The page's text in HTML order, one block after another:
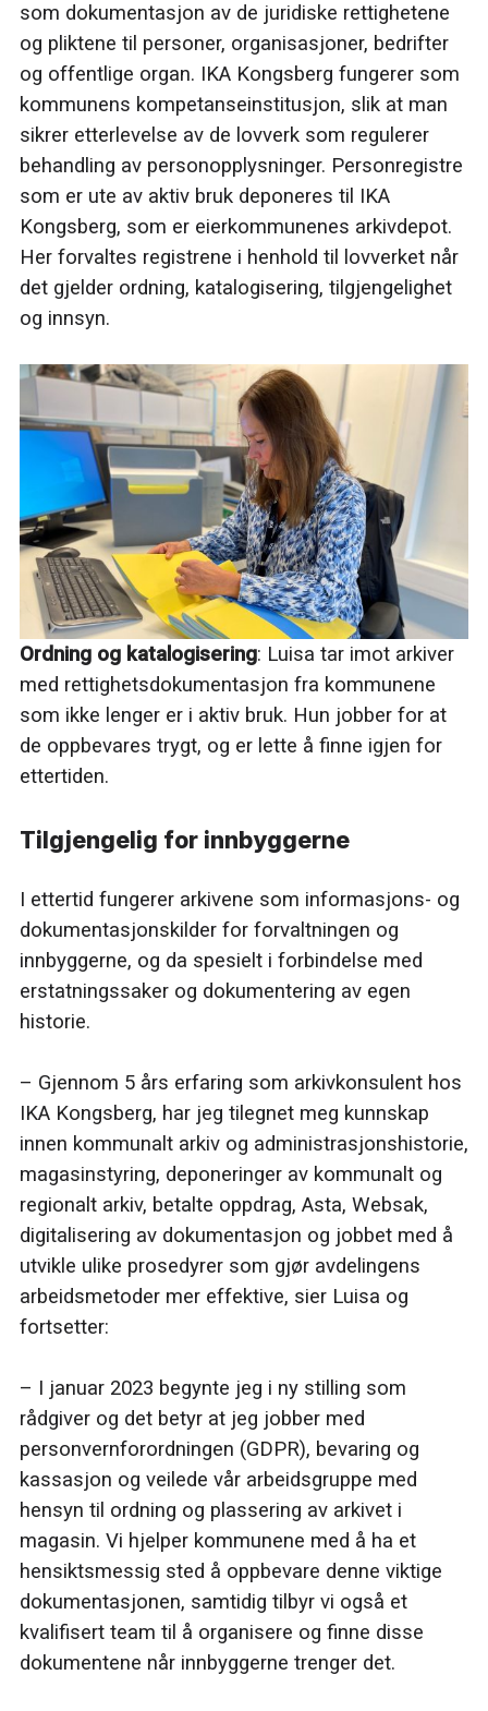
som dokumentasjon av de juridiske rettighetene
og pliktene til personer, organisasjoner, bedrifter
og offentlige organ. IKA Kongsberg fungerer som
kommunens kompetanseinstitusjon, slik at man
sikrer etterlevelse av de lovverk som regulerer
behandling av personopplysninger. Personregistre
som er ute av aktiv bruk deponeres til IKA
Kongsberg, som er eierkommunenes arkivdepot.
Her forvaltes registrene i henhold til lovverket når
det gjelder ordning, katalogisering, tilgjengelighet
og innsyn.
Ordning og katalogisering: Luisa tar imot arkiver
med rettighetsdokumentasjon fra kommunene
som ikke lenger er i aktiv bruk. Hun jobber for at
de oppbevares trygt, og er lette å finne igjen for
ettertiden.
Tilgjengelig for innbyggerne
I ettertid fungerer arkivene som informasjons- og
dokumentasjonskilder for forvaltningen og
innbyggerne, og da spesielt i forbindelse med
erstatningssaker og dokumentering av egen
historie.
– Gjennom 5 års erfaring som arkivkonsulent hos
IKA Kongsberg, har jeg tilegnet meg kunnskap
innen kommunalt arkiv og administrasjonshistorie,
magasinstyring, deponeringer av kommunalt og
regionalt arkiv, betalte oppdrag, Asta, Websak,
digitalisering av dokumentasjon og jobbet med å
utvikle ulike prosedyrer som gjør avdelingens
arbeidsmetoder mer effektive, sier Luisa og
fortsetter:
– I januar 2023 begynte jeg i ny stilling som
rådgiver og det betyr at jeg jobber med
personvernforordningen (GDPR), bevaring og
kassasjon og veilede vår arbeidsgruppe med
hensyn til ordning og plassering av arkivet i
magasin. Vi hjelper kommunene med å ha et
hensiktsmessig sted å oppbevare denne viktige
dokumentasjonen, samtidig tilbyr vi også et
kvalifisert team til å organisere og finne disse
dokumentene når innbyggerne trenger det.